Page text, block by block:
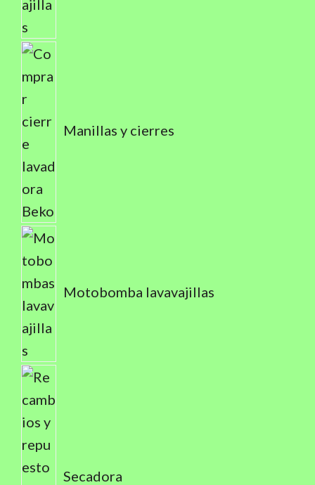
Manillas y cierres
Motobomba lavavajillas
Secadora